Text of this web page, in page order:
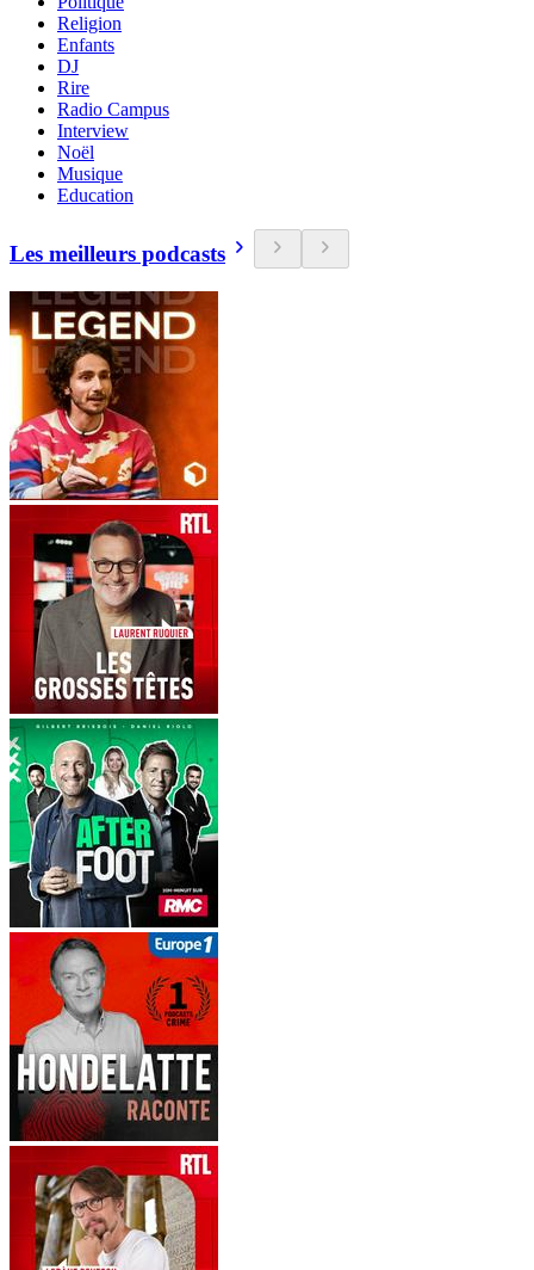
Religion
Enfants
DJ
Rire
Radio Campus
Interview
Noël
Musique
Education
Les meilleurs podcasts